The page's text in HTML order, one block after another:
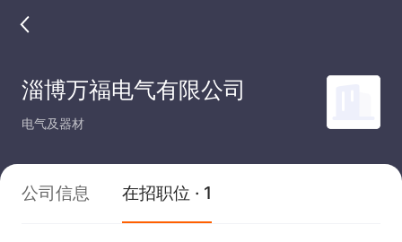
淄博万福电气有限公司
电气及器材
公司信息 在招职位 · 1